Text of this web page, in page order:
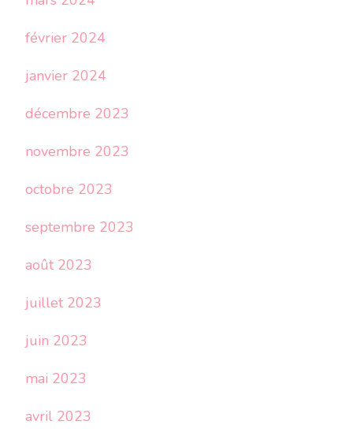
février 2024
janvier 2024
décembre 2023
novembre 2023
octobre 2023
septembre 2023
août 2023
juillet 2023
juin 2023
mai 2023
avril 2023